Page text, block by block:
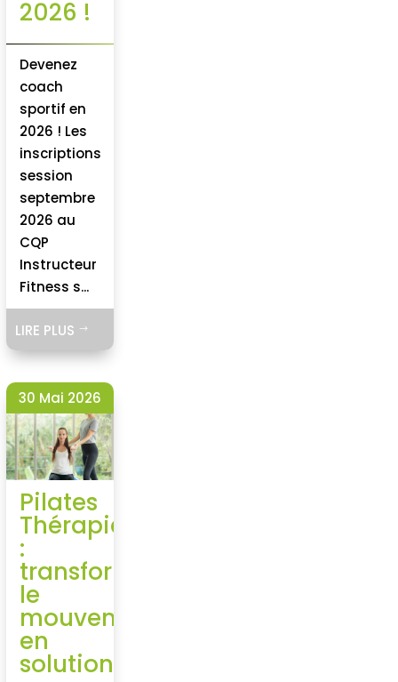
2026 !
Devenez
coach
sportif en
2026 ! Les
inscriptions
session
septembre
2026 au
CQP
Instructeur
Fitness s...
LIRE PLUS $
30 Mai 2026
Pilates
Thérapie
:
transformez
le
mouvement
en
solution